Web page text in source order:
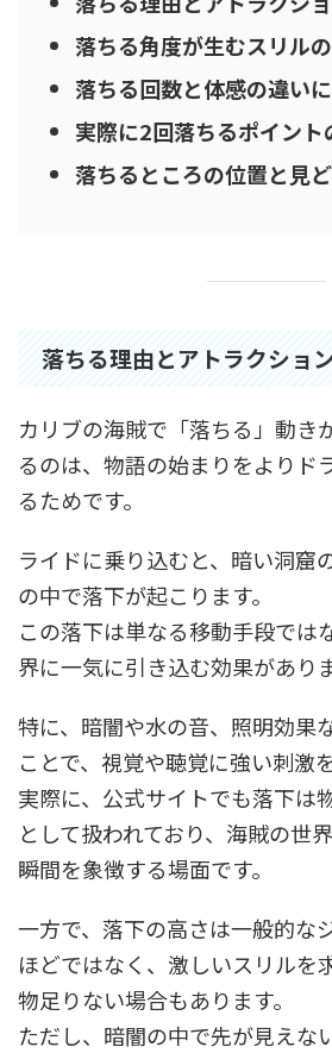
落ちる角度が生むスリル
落ちる回数と体感の違い
実際に2回落ちるポイント
落ちるところの位置と見
落ちる理由とアトラクショ
カリブの海賊で「落ちる」動き
るのは、物語の始まりをよりド
るためです。
ライドに乗り込むと、暗い洞窟
の中で落下が起こります。
この落下は単なる移動手段では
界に一気に引き込む効果がありま
特に、暗闇や水の音、照明効果
ことで、視覚や聴覚に強い刺激
実際に、公式サイトでも落下は
として扱われており、海賊の世
瞬間を象徴する場面です。
一方で、落下の高さは一般的な
ほどではなく、激しいスリルを
物足りない場合もあります。
ただし、暗闇の中で先が見えな